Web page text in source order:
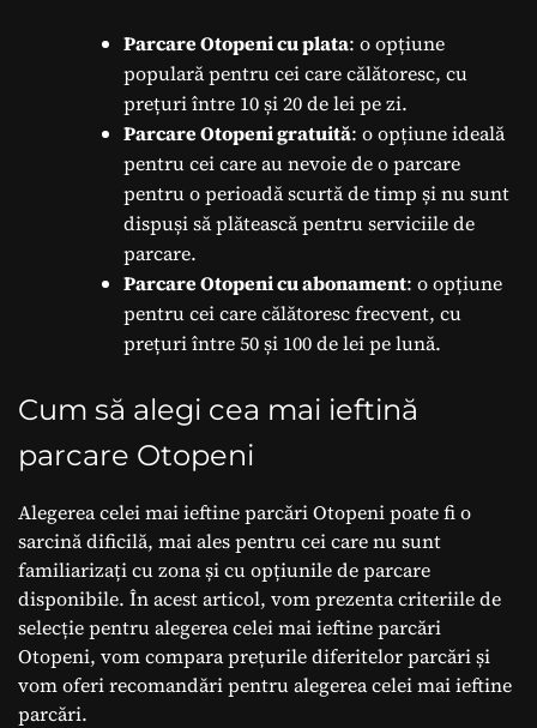
Parcare Otopeni cu plata: o opțiune
populară pentru cei care călătoresc, cu
prețuri între 10 și 20 de lei pe zi.
Parcare Otopeni gratuită: o opțiune ideală
pentru cei care au nevoie de o parcare
pentru o perioadă scurtă de timp și nu sunt
dispuși să plătească pentru serviciile de
parcare.
Parcare Otopeni cu abonament: o opțiune
pentru cei care călătoresc frecvent, cu
prețuri între 50 și 100 de lei pe lună.
Cum să alegi cea mai ieftină
parcare Otopeni
Alegerea celei mai ieftine parcări Otopeni poate fi o
sarcină dificilă, mai ales pentru cei care nu sunt
familiarizați cu zona și cu opțiunile de parcare
disponibile. În acest articol, vom prezenta criteriile de
selecție pentru alegerea celei mai ieftine parcări
Otopeni, vom compara prețurile diferitelor parcări și
vom oferi recomandări pentru alegerea celei mai ieftine
parcări.